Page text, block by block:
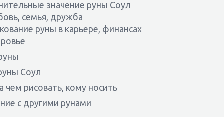
значение руны Соул
семья, дружба
руны в карьере, финансах
Соул
чем рисовать, кому носить
с другими рунами